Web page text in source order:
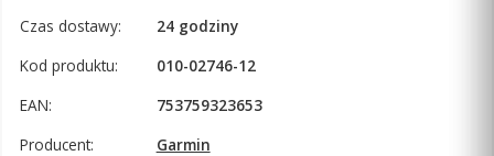
Czas dostawy:
24 godziny
Kod produktu:
010-02746-12
EAN:
753759323653
Producent:
Garmin